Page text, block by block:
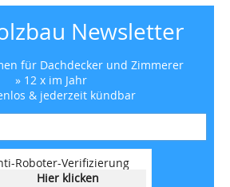
Newsletter
für Dachdecker und Zimmerer
» 12 x im Jahr
& jederzeit kündbar
Roboter-Verifizierung
Hier klicken